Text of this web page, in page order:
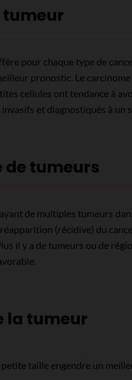
tumeur
pour chaque type de
pronostic. Le
cellules ont tendance à
et diagnostiqués à un
de tumeurs
de multiples tumeurs
(récidive) du
il y a de tumeurs ou de
la tumeur
taille engendre un